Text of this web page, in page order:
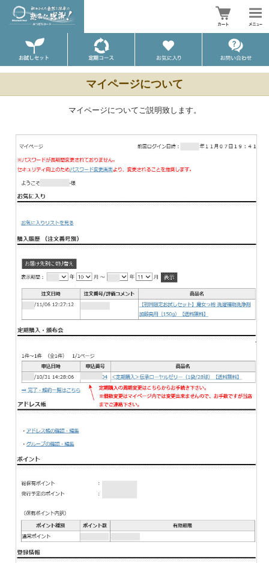
マイページについて
マイページについてご説明致します。